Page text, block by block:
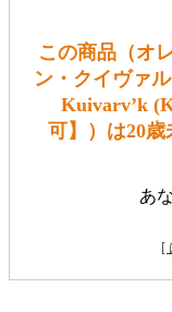
この商品（オ
ン・クイヴァ
Kuivarv’k
可】）は20歳
あ
[